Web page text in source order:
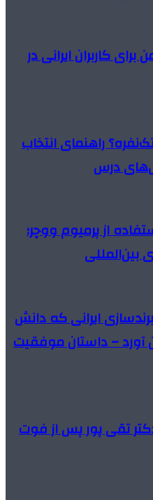
کاربران ایرانی در
راهنمای انتخاب
درس
از پرمیوم ووچر؛
ایرانی که دانش
– داستان موفقیت
تقی پور پس از فوت